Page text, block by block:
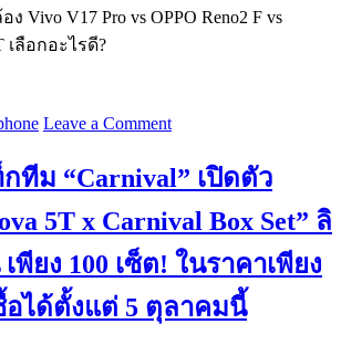
Vivo V17 Pro vs OPPO Reno2 F vs
เลือกอะไรดี?
Leave a Comment
ทีม “Carnival” เปิดตัว
5T x Carnival Box Set” ลิ
พียง 100 เซ็ต! ในราคาเพียง
อได้ตั้งแต่ 5 ตุลาคมนี้